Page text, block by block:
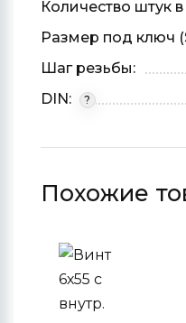
Количество штук в
Размер под ключ
Шаг резьбы:
DIN:
?
Похожие